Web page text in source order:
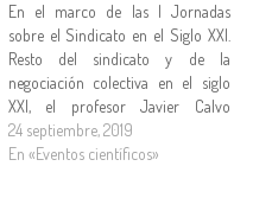
En el marco de las I Jornadas
sobre el Sindicato en el Siglo XXI.
Resto del sindicato y de la
negociación colectiva en el siglo
XXI, el profesor Javier Calvo
Gallego, IP de los proyectos Nuevas
Dinámicas y Riesgos Sociales en el
24 septiembre, 2019
En «Eventos científicos»